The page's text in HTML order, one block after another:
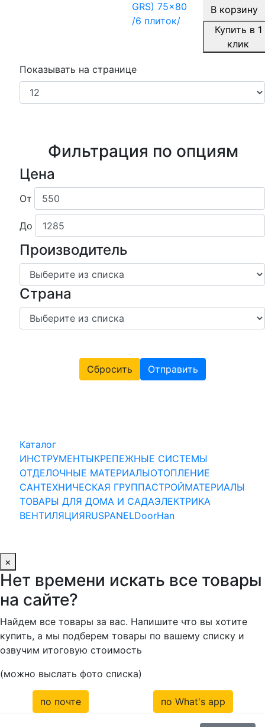
GRS) 75x80
/6 плиток/
В корзину
Купить в 1
клик
Показывать на странице
Фильтрация по опциям
Цена
От
До
Производитель
Страна
Сбросить Отправить
Каталог
ИНСТРУМЕНТЫКРЕПЕЖНЫЕ СИСТЕМЫ
ОТДЕЛОЧНЫЕ МАТЕРИАЛЫОТОПЛЕНИЕ
САНТЕХНИЧЕСКАЯ ГРУППАСТРОЙМАТЕРИАЛЫ
ТОВАРЫ ДЛЯ ДОМА И САДАЭЛЕКТРИКА
ВЕНТИЛЯЦИЯRUSPANELDoorHan
×
Нет времени искать все товары
на сайте?
Найдем все товары за вас. Напишите что вы хотите
купить, а мы подберем товары по вашему списку и
озвучим итоговую стоимость
(можно выслать фото списка)
по почте по What's app